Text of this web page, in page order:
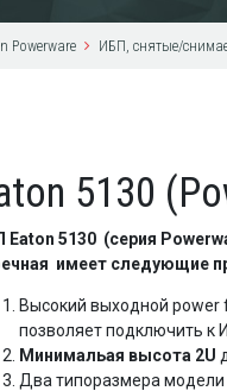
Powerware ИБП, снятые/
5130
Eaton 5130 (серия
имеет следующие
Высокий выходной
позволяет подключить к
Минимальая высота 2U
Два типоразмера модели